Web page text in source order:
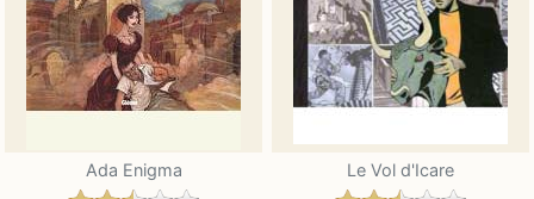
Ada Enigma Le Vol d'Icare